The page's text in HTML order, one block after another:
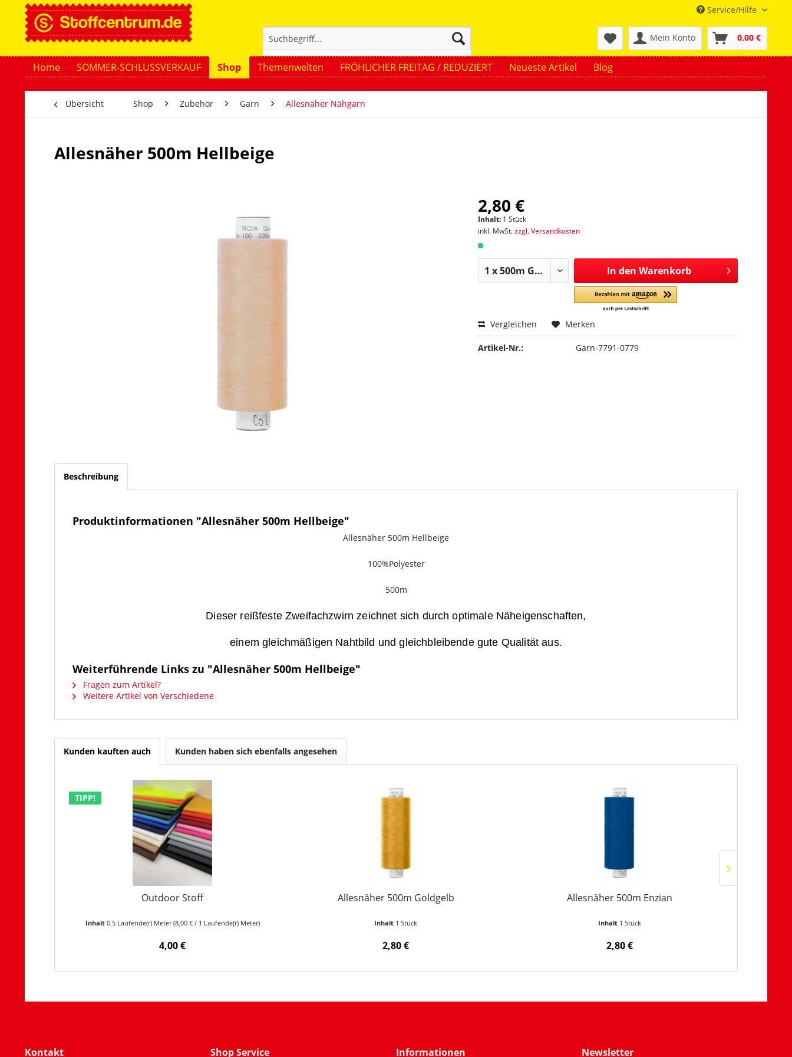
Service/Hilfe
Mein Konto 0,00 €
Home SOMMER-SCHLUSSVERKAUF Shop Themenwelten FRÖHLICHER FREITAG / REDUZIERT Neueste Artikel Blog
Übersicht Shop Zubehör Garn Allesnäher Nähgarn
Allesnäher 500m Hellbeige
2,80 €
Inhalt: 1 Stück
inkl. MwSt.zzgl. Versandkosten
In den Warenkorb
Vergleichen Merken
Artikel-Nr.: Garn-7791-0779
Beschreibung
Produktinformationen "Allesnäher 500m Hellbeige"
Allesnäher 500m Hellbeige
100%Polyester
500m
Dieser reißfeste Zweifachzwirn zeichnet sich durch optimale Näheigenschaften,
einem gleichmäßigen Nahtbild und gleichbleibende gute Qualität aus.
Weiterführende Links zu "Allesnäher 500m Hellbeige"
Fragen zum Artikel?
Weitere Artikel von Verschiedene
Kunden kauften auch Kunden haben sich ebenfalls angesehen
TIPP!
Outdoor Stoff
Inhalt 0.5 Laufende(r) Meter(8,00 € / 1 Laufende(r) Meter)
4,00 €
Allesnäher 500m Goldgelb
Inhalt 1 Stück
2,80 €
Allesnäher 500m Enzian
Inhalt 1 Stück
2,80 €
Kontakt Shop Service Informationen Newsletter